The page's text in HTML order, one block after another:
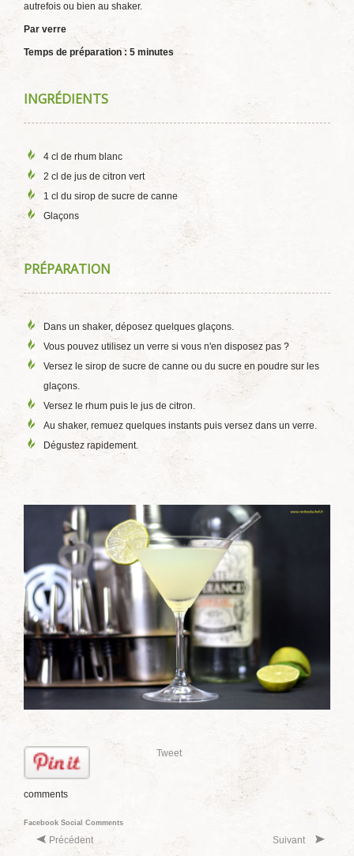
autrefois ou bien au shaker.
Par verre
Temps de préparation : 5 minutes
INGRÉDIENTS
4 cl de rhum blanc
2 cl de jus de citron vert
1 cl du sirop de sucre de canne
Glaçons
PRÉPARATION
Dans un shaker, déposez quelques glaçons.
Vous pouvez utilisez un verre si vous n'en disposez pas ?
Versez le sirop de sucre de canne ou du sucre en poudre sur les
glaçons.
Versez le rhum puis le jus de citron.
Au shaker, remuez quelques instants puis versez dans un verre.
Dégustez rapidement.
Tweet
comments
Facebook Social Comments
Précédent Suivant